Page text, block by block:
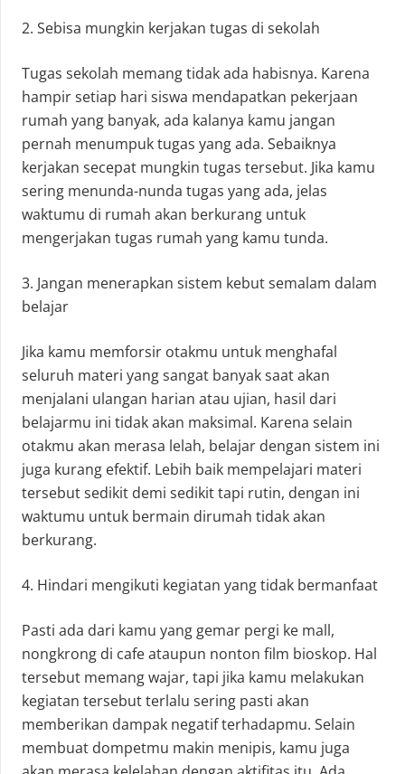
2. Sebisa mungkin kerjakan tugas di sekolah
Tugas sekolah memang tidak ada habisnya. Karena
hampir setiap hari siswa mendapatkan pekerjaan
rumah yang banyak, ada kalanya kamu jangan
pernah menumpuk tugas yang ada. Sebaiknya
kerjakan secepat mungkin tugas tersebut. Jika kamu
sering menunda-nunda tugas yang ada, jelas
waktumu di rumah akan berkurang untuk
mengerjakan tugas rumah yang kamu tunda.
3. Jangan menerapkan sistem kebut semalam dalam
belajar
Jika kamu memforsir otakmu untuk menghafal
seluruh materi yang sangat banyak saat akan
menjalani ulangan harian atau ujian, hasil dari
belajarmu ini tidak akan maksimal. Karena selain
otakmu akan merasa lelah, belajar dengan sistem ini
juga kurang efektif. Lebih baik mempelajari materi
tersebut sedikit demi sedikit tapi rutin, dengan ini
waktumu untuk bermain dirumah tidak akan
berkurang.
4. Hindari mengikuti kegiatan yang tidak bermanfaat
Pasti ada dari kamu yang gemar pergi ke mall,
nongkrong di cafe ataupun nonton film bioskop. Hal
tersebut memang wajar, tapi jika kamu melakukan
kegiatan tersebut terlalu sering pasti akan
memberikan dampak negatif terhadapmu. Selain
membuat dompetmu makin menipis, kamu juga